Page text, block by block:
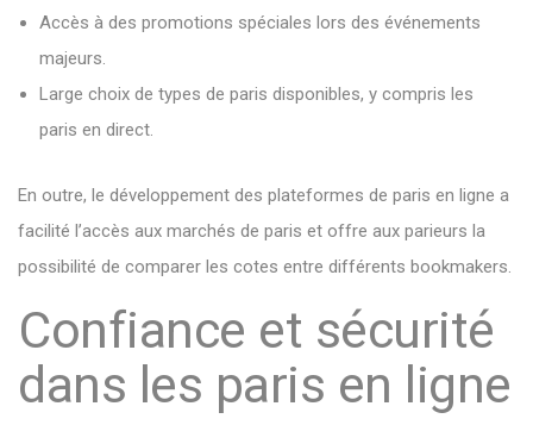
Accès à des promotions spéciales lors des événements
majeurs.
Large choix de types de paris disponibles, y compris les
paris en direct.
En outre, le développement des plateformes de paris en ligne a
facilité l’accès aux marchés de paris et offre aux parieurs la
possibilité de comparer les cotes entre différents bookmakers.
Confiance et sécurité
dans les paris en ligne